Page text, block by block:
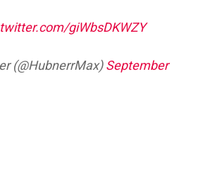
giWbsDKWZY
(@HubnerrMax)September